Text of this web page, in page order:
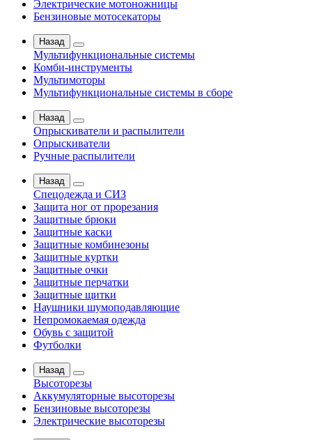
Электрические мотоножницы
Бензиновые мотосекаторы
Назад
Мультифункциональные системы
Комби-инструменты
Мультимоторы
Мультифункциональные системы в сборе
Назад
Опрыскиватели и распылители
Опрыскиватели
Ручные распылители
Назад
Спецодежда и СИЗ
Защита ног от прорезания
Защитные брюки
Защитные каски
Защитные комбинезоны
Защитные куртки
Защитные очки
Защитные перчатки
Защитные щитки
Наушники шумоподавляющие
Непромокаемая одежда
Обувь с защитой
Футболки
Назад
Высоторезы
Аккумуляторные высоторезы
Бензиновые высоторезы
Электрические высоторезы